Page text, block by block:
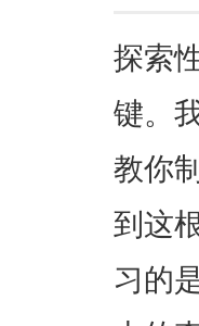
探索
键。
教你
到这
习的